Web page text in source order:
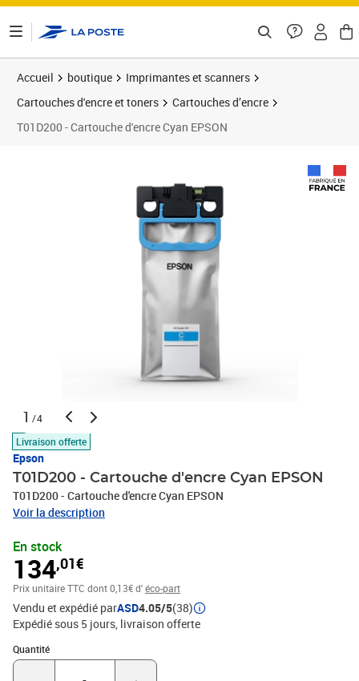
Accueil boutique
Imprimantes et scanners
Cartouches d'encre et toners
Cartouches d’encre
T01D200 - Cartouche d'encre Cyan EPSON
1 /4
Livraison offerte
Epson
T01D200 - Cartouche d'encre Cyan EPSON
T01D200 - Cartouche d'encre Cyan EPSON
Voir la description
En stock
134,01€
Prix unitaire TTC dont 0,13€ d'éco-part
Vendu et expédié parASD4.05/5(38)
Expédié sous 5 jours livraison offerte
Quantité
Quantité : 1